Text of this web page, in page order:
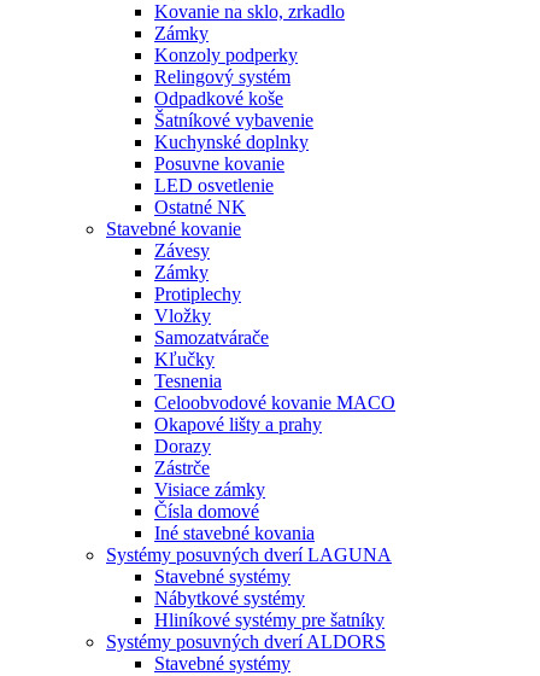
Kovanie na sklo, zrkadlo
Zámky
Konzoly podperky
Relingový systém
Odpadkové koše
Šatníkové vybavenie
Kuchynské doplnky
Posuvne kovanie
LED osvetlenie
Ostatné NK
Stavebné kovanie
Závesy
Zámky
Protiplechy
Vložky
Samozatvárače
Kľučky
Tesnenia
Celoobvodové kovanie MACO
Okapové lišty a prahy
Dorazy
Zástrče
Visiace zámky
Čísla domové
Iné stavebné kovania
Systémy posuvných dverí LAGUNA
Stavebné systémy
Nábytkové systémy
Hliníkové systémy pre šatníky
Systémy posuvných dverí ALDORS
Stavebné systémy